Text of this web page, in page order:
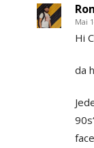
Mai
Hi
da